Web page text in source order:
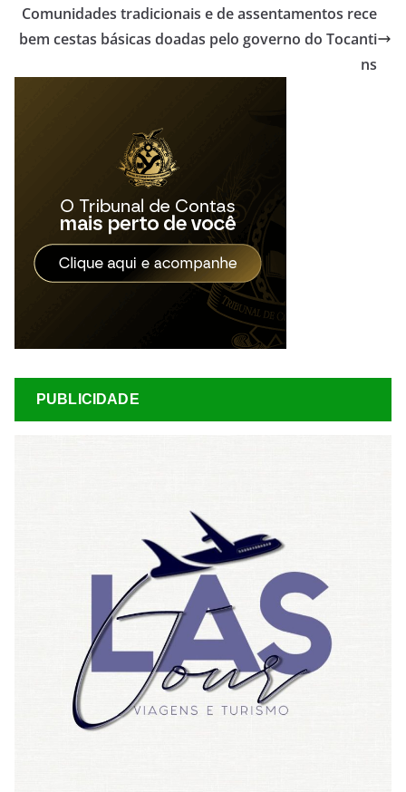
Comunidades tradicionais e de assentamentos rece
bem cestas básicas doadas pelo governo do Tocanti
ns
PUBLICIDADE